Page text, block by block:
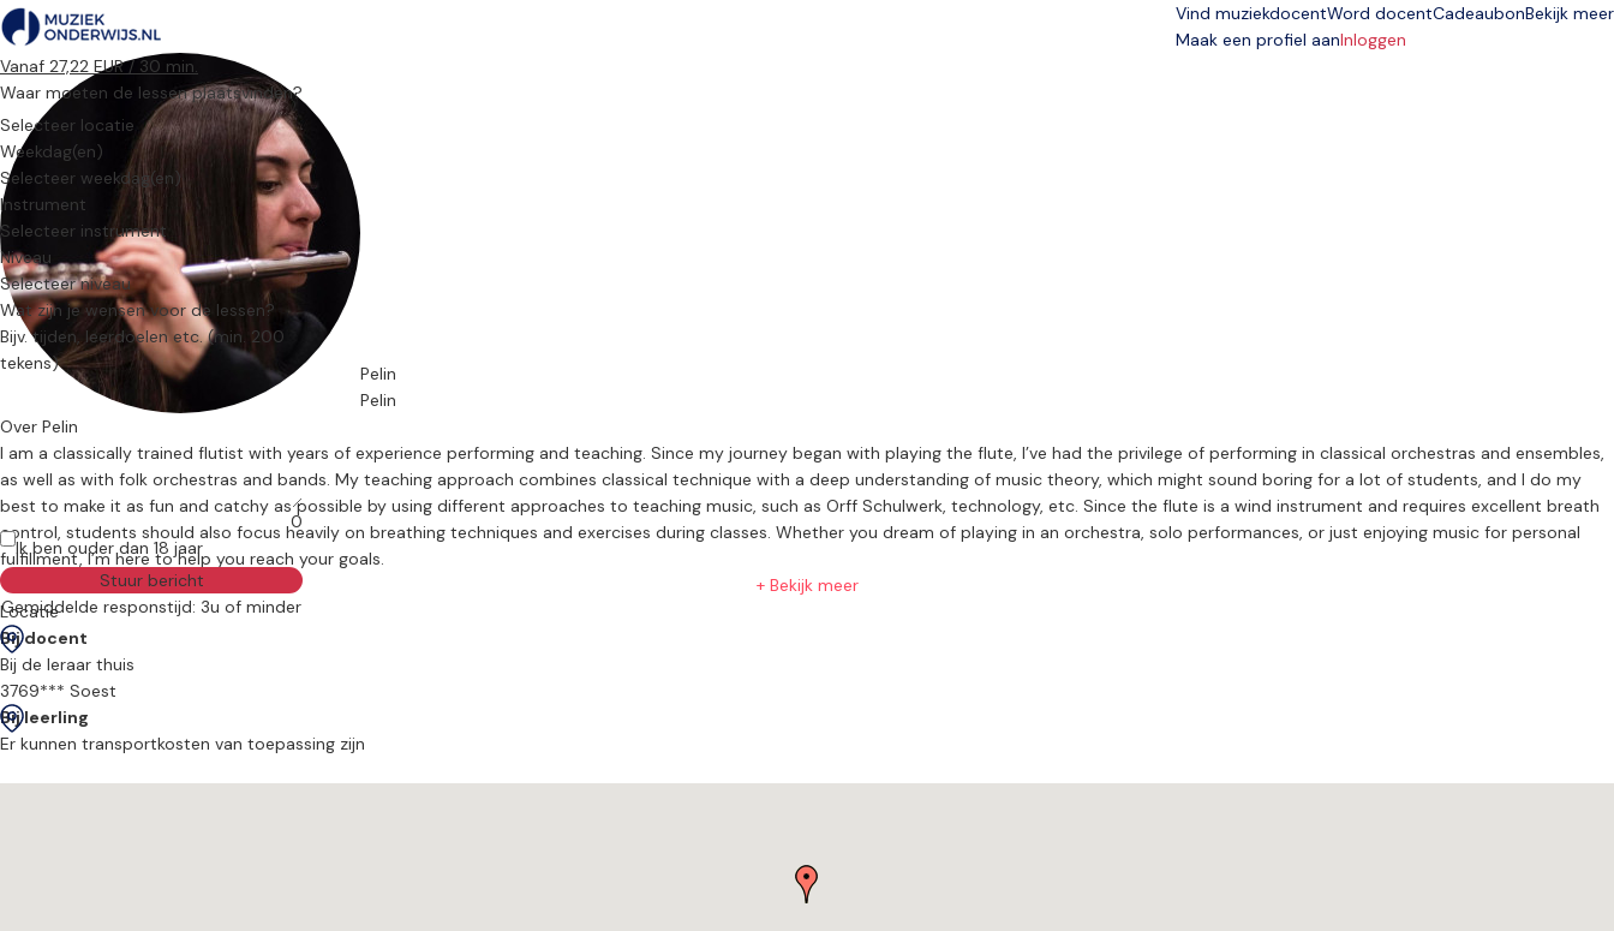
Vind muziekdocentWord docentCadeaubonBekijk meer
Maak een profiel aanInloggen
Pelin
Pelin
Vanaf 27,22 EUR / 30 min.
Waar moeten de lessen plaatsvinden?
Selecteer locatie
Weekdag(en)
Selecteer weekdag(en)
Instrument
Selecteer instrument
Niveau
Selecteer niveau
Wat zijn je wensen voor de lessen?
0
Ik ben ouder dan 18 jaar
Stuur bericht
Gemiddelde responstijd: 3u of minder
Over Pelin
I am a classically trained flutist with years of experience performing and teaching. Since my journey began with playing the flute, I’ve had the privilege of performing in classical orchestras and ensembles,
as well as with folk orchestras and bands. My teaching approach combines classical technique with a deep understanding of music theory, which might sound boring for a lot of students, and I do my
best to make it as fun and catchy as possible by using different approaches to teaching music, such as Orff Schulwerk, technology, etc. Since the flute is a wind instrument and requires excellent breath
control, students should also focus heavily on breathing techniques and exercises during classes. Whether you dream of playing in an orchestra, solo performances, or just enjoying music for personal
fulfillment, I’m here to help you reach your goals.
+ Bekijk meer
Locatie
Bij docent
Bij de leraar thuis
3769*** Soest
Bij leerling
Er kunnen transportkosten van toepassing zijn